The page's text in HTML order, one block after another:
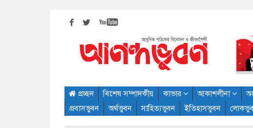
প্রচ্ছদ বিশেষ সম্পাদকীয় কাভার আকাশলীনা
প্রবাসভুবন
অর্থভুবন সাহিত্যভুবন ইতিহাসভুবন